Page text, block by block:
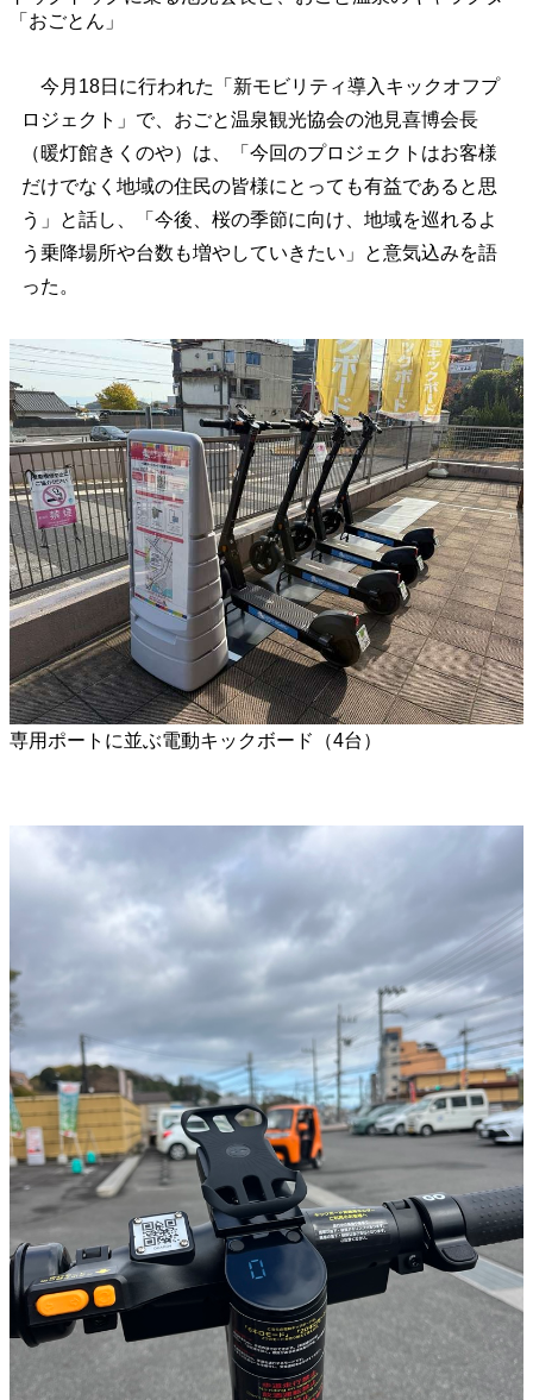
「おごとん」
今月18日に行われた「新モビリティ導入キックオフプ
ロジェクト」で、おごと温泉観光協会の池見喜博会長
（暖灯館きくのや）は、「今回のプロジェクトはお客様
だけでなく地域の住民の皆様にとっても有益であると思
う」と話し、「今後、桜の季節に向け、地域を巡れるよ
う乗降場所や台数も増やしていきたい」と意気込みを語
った。
専用ポートに並ぶ電動キックボード（4台）